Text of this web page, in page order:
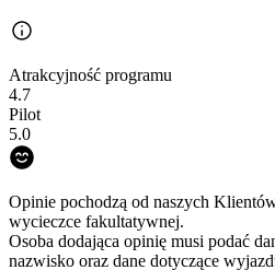
Atrakcyjność programu
4.7
Pilot
5.0
Opinie pochodzą od naszych
wycieczce fakultatywnej.
Osoba dodająca opinię musi podać
nazwisko oraz dane dotyczące